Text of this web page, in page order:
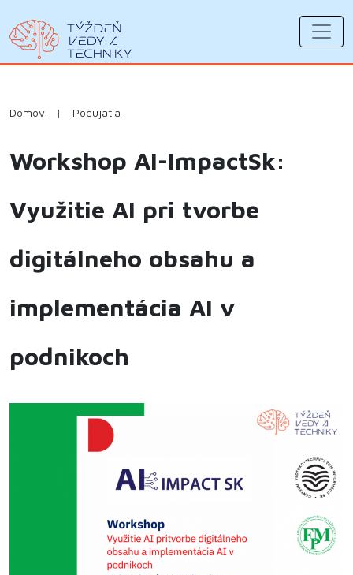
Domov | Podujatia
Workshop AI-ImpactSk:
Využitie AI pri tvorbe
digitálneho obsahu a
implementácia AI v
podnikoch